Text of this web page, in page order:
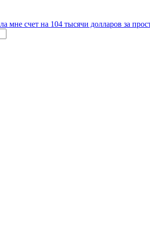
мне счет на 104 тысячи долларов за